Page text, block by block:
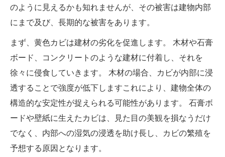
のように見えるかも知れませんが、その被害は建物内部
にまで及び、長期的な被害をあります。
まず、黄色カビは建材の劣化を促進します。 木材や石膏
ボード、コンクリートのような建材に付着し、それを
徐々に侵食していきます。 木材の場合、カビが内部に浸
透することで強度が低下しますこれにより、建物全体の
構造的な安定性が捉えられる可能性があります。 石膏ボ
ードや壁紙に生えたカビは、見た目の美観を損なうだけ
でなく、内部への湿気の浸透を助け長し、カビの繁殖を
予想する原因となります。